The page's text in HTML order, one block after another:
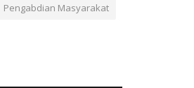
Pengabdian Masyarakat